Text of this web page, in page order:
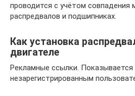
проводится с учётом совпадения
распредвалов и подшипниках.
Как установка
двигателе
Рекламные ссылки. Показывается
незарегистрированным